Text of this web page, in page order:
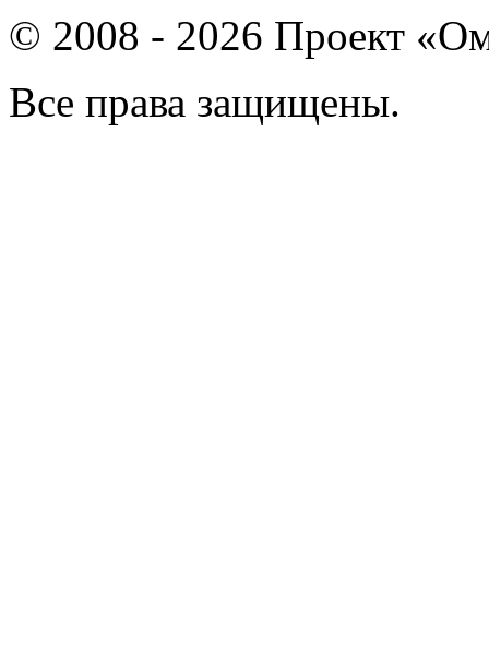
© 2008 - 2026 Проект
Все права защищены.